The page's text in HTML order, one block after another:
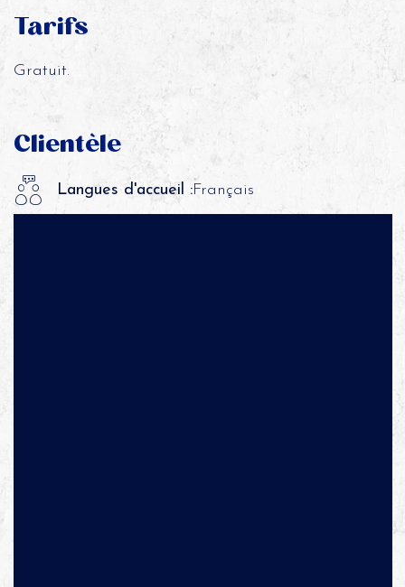
Tarifs
Gratuit.
Clientèle
Langues d'accueil :Français